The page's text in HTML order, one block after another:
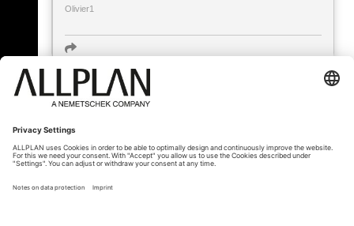
Olivier1
« Zurück